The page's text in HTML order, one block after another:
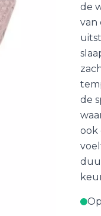
de
van
de
ook